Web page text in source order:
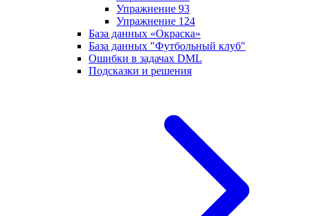
Упражнение 93
Упражнение 124
База данных «Окраска»
База данных "Футбольный клуб"
Ошибки в задачах DML
Подсказки и решения